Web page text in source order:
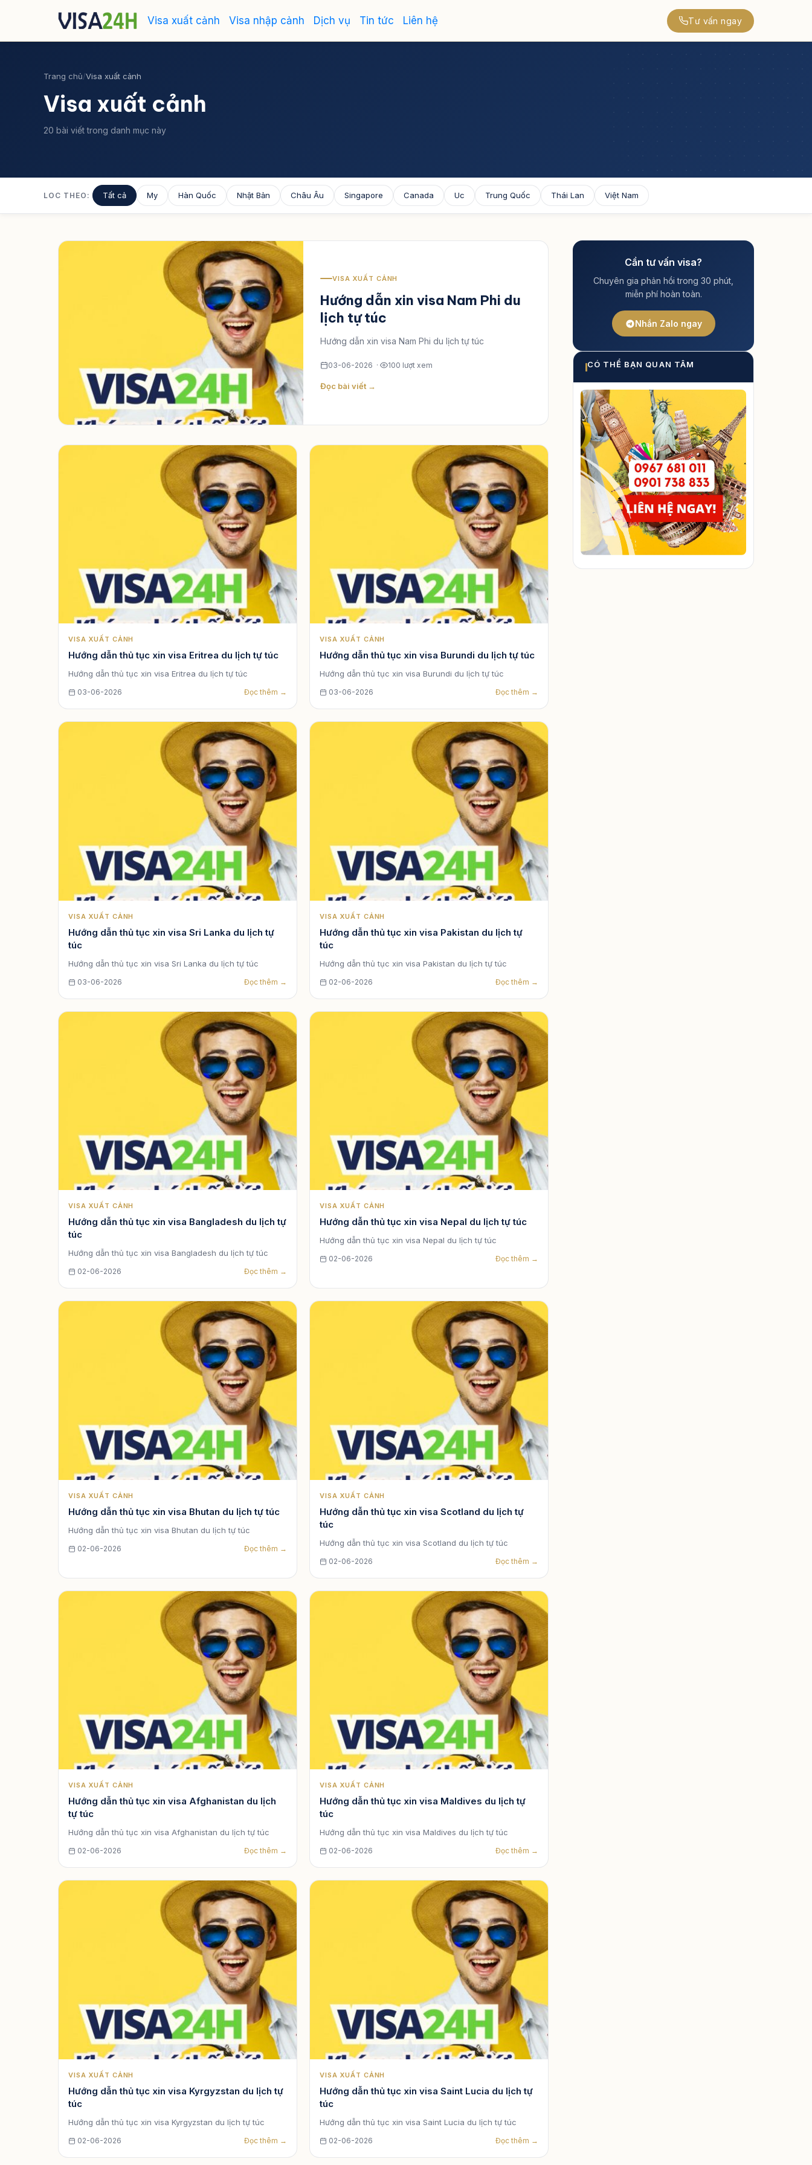
Visa xuất cảnh Visa nhập cảnh Dịch vụ Tin tức Liên hệ Tư vấn ngay
Trang chủ/Visa xuất cảnh
Visa xuất cảnh
20 bài viết trong danh mục này
LOC THEO: Tất cả My Hàn Quốc Nhật Bản Châu Âu Singapore Canada Uc Trung Quốc Thái Lan Việt Nam
VISA XUẤT CẢNH
Hướng dẫn xin visa Nam Phi du
lịch tự túc
Hướng dẫn xin visa Nam Phi du lịch tự túc
03-06-2026 · 100 lượt xem
Đọc bài viết →
VISA XUẤT CẢNH
Hướng dẫn thủ tục xin visa Eritrea du lịch tự túc
Hướng dẫn thủ tục xin visa Eritrea du lịch tự túc
03-06-2026 Đọc thêm →
VISA XUẤT CẢNH
Hướng dẫn thủ tục xin visa Burundi du lịch tự túc
Hướng dẫn thủ tục xin visa Burundi du lịch tự túc
03-06-2026 Đọc thêm →
VISA XUẤT CẢNH
Hướng dẫn thủ tục xin visa Sri Lanka du lịch tự
túc
Hướng dẫn thủ tục xin visa Sri Lanka du lịch tự túc
03-06-2026 Đọc thêm →
VISA XUẤT CẢNH
Hướng dẫn thủ tục xin visa Pakistan du lịch tự
túc
Hướng dẫn thủ tục xin visa Pakistan du lịch tự túc
02-06-2026 Đọc thêm →
VISA XUẤT CẢNH
Hướng dẫn thủ tục xin visa Bangladesh du lịch tự
túc
Hướng dẫn thủ tục xin visa Bangladesh du lịch tự túc
02-06-2026 Đọc thêm →
VISA XUẤT CẢNH
Hướng dẫn thủ tục xin visa Nepal du lịch tự túc
Hướng dẫn thủ tục xin visa Nepal du lịch tự túc
02-06-2026 Đọc thêm →
VISA XUẤT CẢNH
Hướng dẫn thủ tục xin visa Bhutan du lịch tự túc
Hướng dẫn thủ tục xin visa Bhutan du lịch tự túc
02-06-2026 Đọc thêm →
VISA XUẤT CẢNH
Hướng dẫn thủ tục xin visa Scotland du lịch tự
túc
Hướng dẫn thủ tục xin visa Scotland du lịch tự túc
02-06-2026 Đọc thêm →
VISA XUẤT CẢNH
Hướng dẫn thủ tục xin visa Afghanistan du lịch
tự túc
Hướng dẫn thủ tục xin visa Afghanistan du lịch tự túc
02-06-2026 Đọc thêm →
VISA XUẤT CẢNH
Hướng dẫn thủ tục xin visa Maldives du lịch tự
túc
Hướng dẫn thủ tục xin visa Maldives du lịch tự túc
02-06-2026 Đọc thêm →
VISA XUẤT CẢNH
Hướng dẫn thủ tục xin visa Kyrgyzstan du lịch tự
túc
Hướng dẫn thủ tục xin visa Kyrgyzstan du lịch tự túc
02-06-2026 Đọc thêm →
VISA XUẤT CẢNH
Hướng dẫn thủ tục xin visa Saint Lucia du lịch tự
túc
Hướng dẫn thủ tục xin visa Saint Lucia du lịch tự túc
02-06-2026 Đọc thêm →
Cần tư vấn visa?
Chuyên gia phản hồi trong 30 phút,
miễn phí hoàn toàn.
Nhắn Zalo ngay
CÓ THỂ BẠN QUAN TÂM